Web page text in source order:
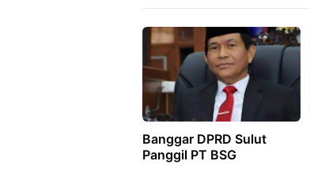
Banggar DPRD Sulut
Panggil PT BSG